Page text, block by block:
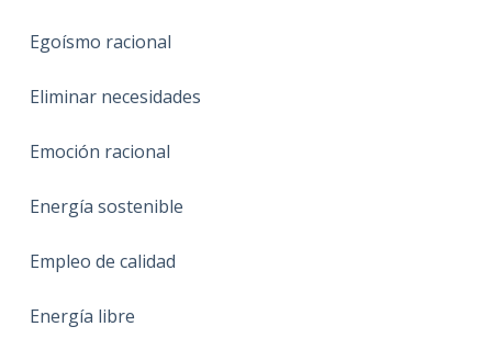
Egoísmo racional
Eliminar necesidades
Emoción racional
Energía sostenible
Empleo de calidad
Energía libre